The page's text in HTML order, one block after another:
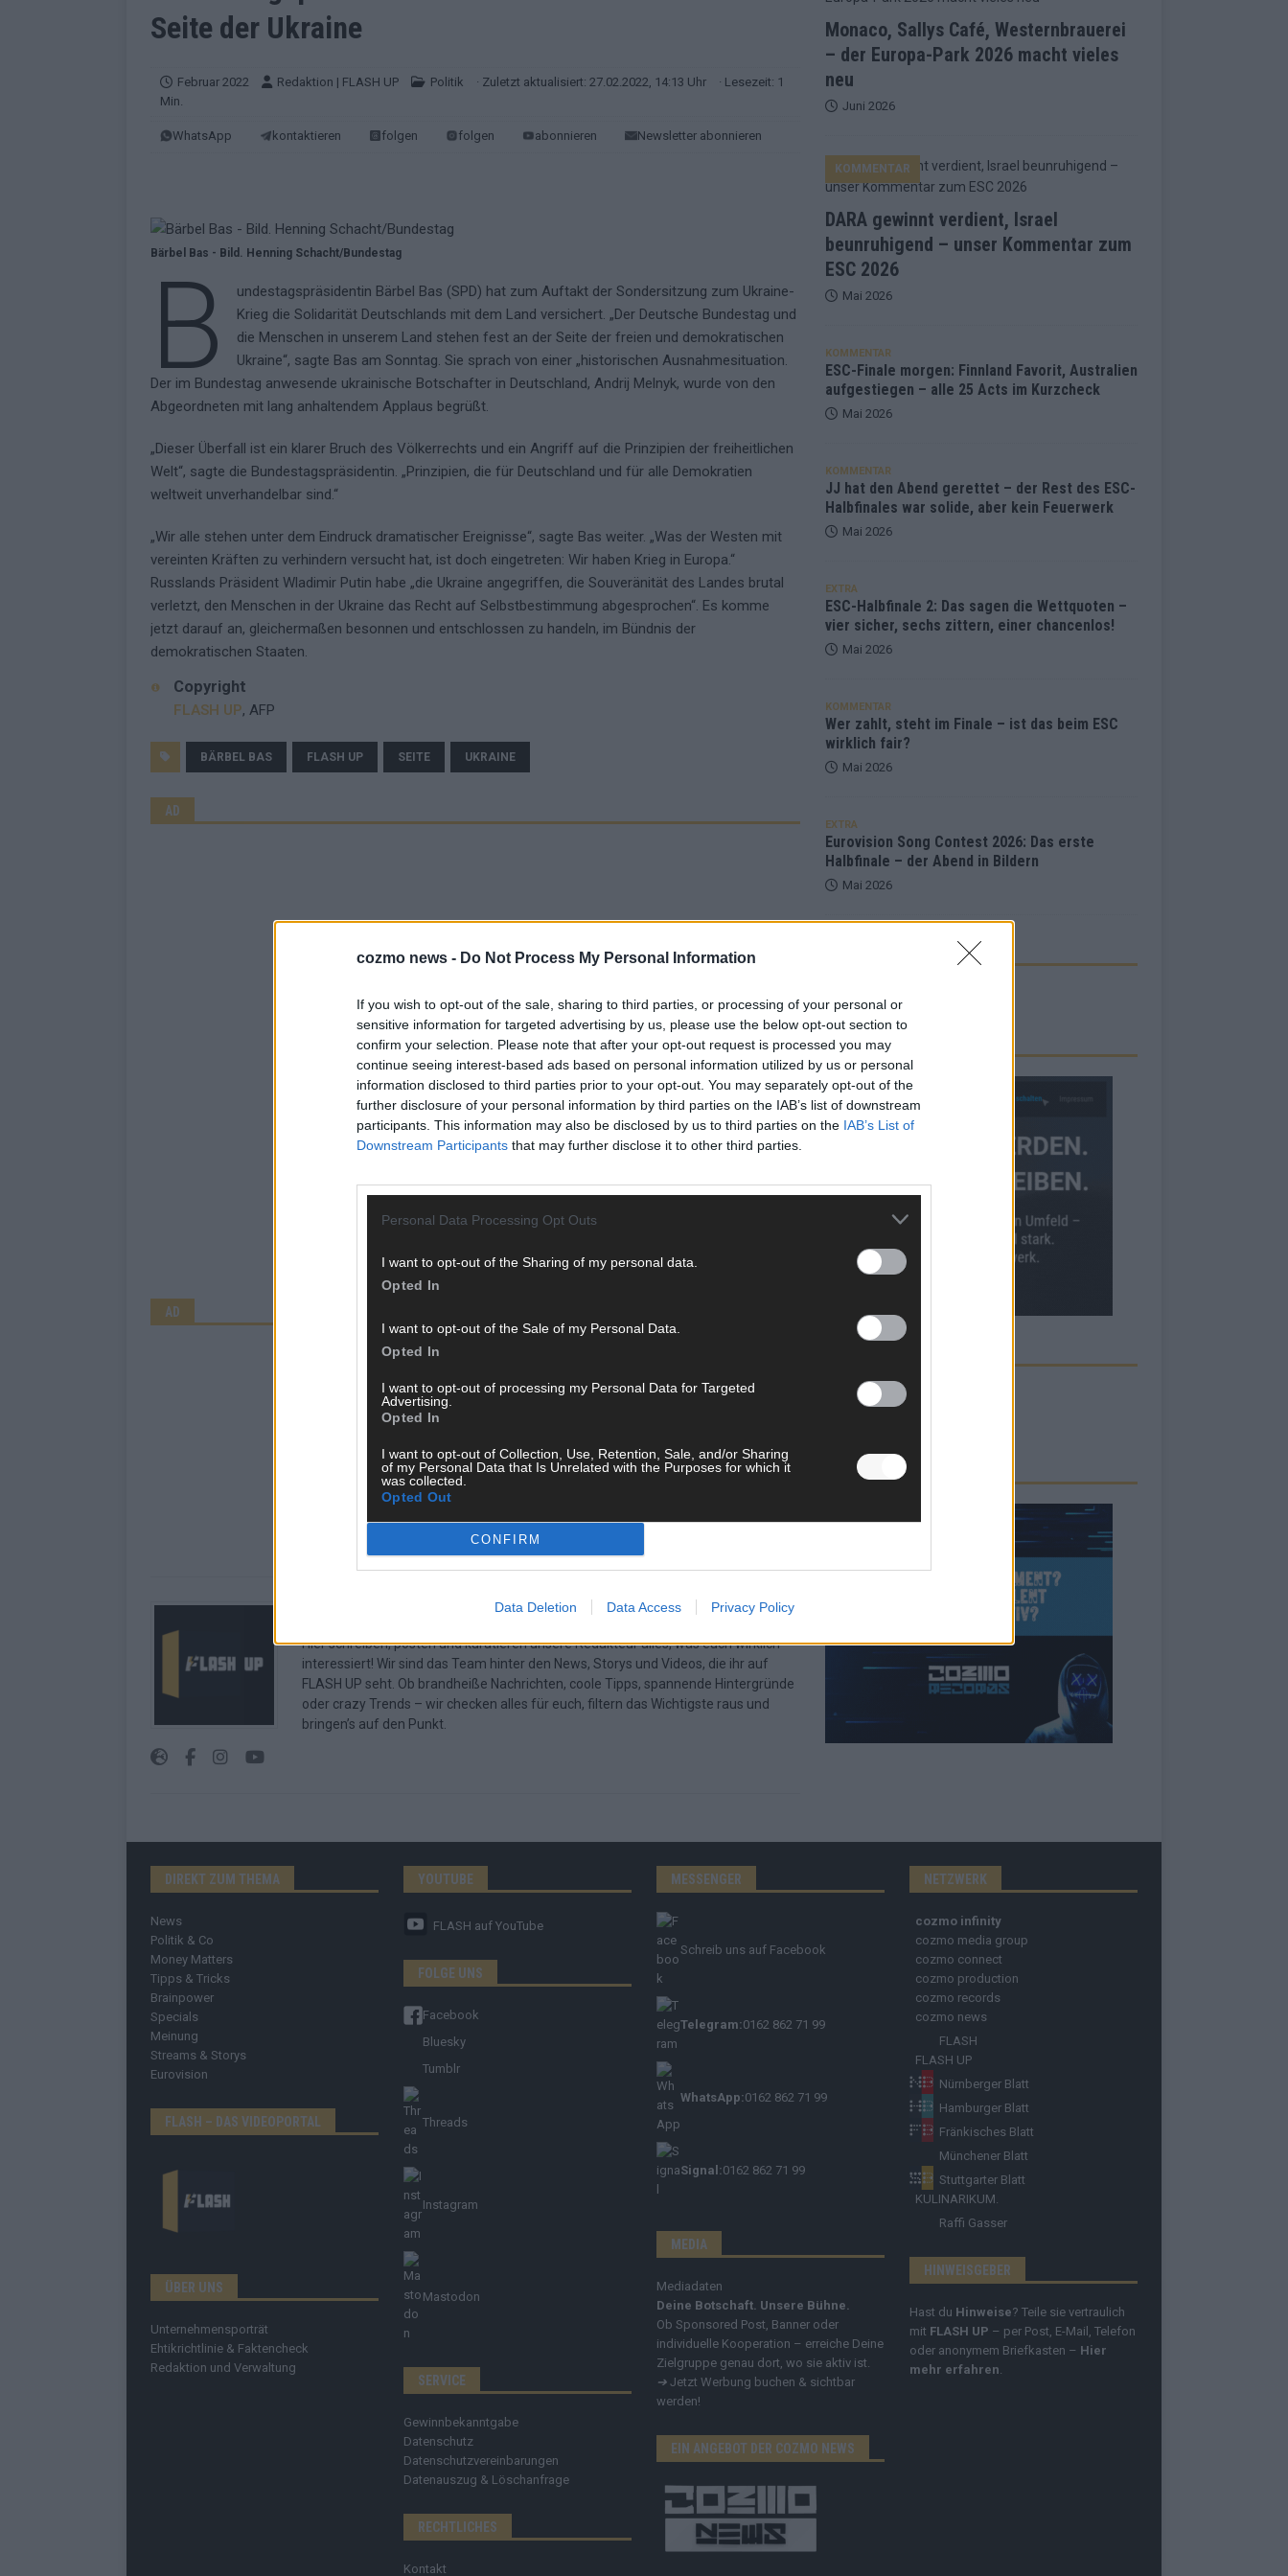
cozmo news - Do Not Process My Personal Information
If you wish to opt-out of the sale, sharing to third parties, or processing of your personal or
sensitive information for targeted advertising by us, please use the below opt-out section to
confirm your selection. Please note that after your opt-out request is processed you may
continue seeing interest-based ads based on personal information utilized by us or personal
information disclosed to third parties prior to your opt-out. You may separately opt-out of the
further disclosure of your personal information by third parties on the IAB’s list of downstream
participants. This information may also be disclosed by us to third parties on the IAB’s List of
Downstream Participants that may further disclose it to other third parties.
Personal Data Processing Opt Outs
I want to opt-out of the Sharing of my personal data.
Opted In
I want to opt-out of the Sale of my Personal Data.
Opted In
I want to opt-out of processing my Personal Data for Targeted
Advertising.
Opted In
I want to opt-out of Collection, Use, Retention, Sale, and/or Sharing
of my Personal Data that Is Unrelated with the Purposes for which it
was collected.
Opted Out
CONFIRM
Data Deletion Data Access Privacy Policy
EUROVISION
[ Mai 2026 ] ESC-Finale morgen: Finnland Favorit, Australien aufgestiegen – alle 25 Acts im Kurzcheck
KOMMENTAR
EUROVISION
KOMMENTAR
[ Juni 2026 ] Monaco, Sallys Café, Westernbrauerei – der Europa-Park 2026 macht vieles neu EXTRA
[ Mai 2026 ] DARA gewinnt verdient, Israel beunruhigend – unser Kommentar zum ESC 2026
KOMMENTAR
Seite der Ukraine
Februar 2022 Redaktion | FLASH UP Politik · Zuletzt aktualisiert: 27.02.2022, 14:13 Uhr
· Lesezeit: 1
Min.
WhatsApp kontaktieren folgen folgen abonnieren Newsletter abonnieren
Bärbel Bas - Bild. Henning Schacht/Bundestag
B
undestagspräsidentin Bärbel Bas (SPD) hat zum Auftakt der Sondersitzung zum Ukraine-
Krieg die Solidarität Deutschlands mit dem Land versichert. „Der Deutsche Bundestag und
die Menschen in unserem Land stehen fest an der Seite der freien und demokratischen
Ukraine“, sagte Bas am Sonntag. Sie sprach von einer „historischen Ausnahmesituation.
Der im Bundestag anwesende ukrainische Botschafter in Deutschland, Andrij Melnyk, wurde von den
Abgeordneten mit lang anhaltendem Applaus begrüßt.
„Dieser Überfall ist ein klarer Bruch des Völkerrechts und ein Angriff auf die Prinzipien der freiheitlichen
Welt“, sagte die Bundestagspräsidentin. „Prinzipien, die für Deutschland und für alle Demokratien
weltweit unverhandelbar sind.“
„Wir alle stehen unter dem Eindruck dramatischer Ereignisse“, sagte Bas weiter. „Was der Westen mit
vereinten Kräften zu verhindern versucht hat, ist doch eingetreten: Wir haben Krieg in Europa.“
Russlands Präsident Wladimir Putin habe „die Ukraine angegriffen, die Souveränität des Landes brutal
verletzt, den Menschen in der Ukraine das Recht auf Selbstbestimmung abgesprochen“. Es komme
jetzt darauf an, gleichermaßen besonnen und entschlossen zu handeln, im Bündnis der
demokratischen Staaten.
Copyright
FLASH UP, AFP
BÄRBEL BAS FLASH UP SEITE UKRAINE
AD
AD
Über Redaktion | FLASH UP 22529 Artikel
Hier schreiben, posten und kuratieren unsere Redakteur alles, was euch wirklich
interessiert! Wir sind das Team hinter den News, Storys und Videos, die ihr auf
FLASH UP seht. Ob brandheiße Nachrichten, coole Tipps, spannende Hintergründe
oder crazy Trends – wir checken alles für euch, filtern das Wichtigste raus und
bringen’s auf den Punkt.
Monaco, Sallys Café, Westernbrauerei
– der Europa-Park 2026 macht vieles
neu
Juni 2026
DARA gewinnt verdient, Israel
beunruhigend – unser Kommentar zum
ESC 2026
KOMMENTAR
Mai 2026
KOMMENTAR
ESC-Finale morgen: Finnland Favorit, Australien
aufgestiegen – alle 25 Acts im Kurzcheck
Mai 2026
KOMMENTAR
JJ hat den Abend gerettet – der Rest des ESC-
Halbfinales war solide, aber kein Feuerwerk
Mai 2026
EXTRA
ESC-Halbfinale 2: Das sagen die Wettquoten –
vier sicher, sechs zittern, einer chancenlos!
Mai 2026
KOMMENTAR
Wer zahlt, steht im Finale – ist das beim ESC
wirklich fair?
Mai 2026
EXTRA
Eurovision Song Contest 2026: Das erste
Halbfinale – der Abend in Bildern
Mai 2026
WERBE BEI UNS!
DIREKT ZUM THEMA
News
Politik & Co
Money Matters
Tipps & Tricks
Brainpower
Specials
Meinung
Streams & Storys
Eurovision
FLASH – DAS VIDEOPORTAL
ÜBER UNS
Unternehmensporträt
Ehtikrichtlinie & Faktencheck
Redaktion und Verwaltung
YOUTUBE
FLASH auf YouTube
FOLGE UNS
Facebook
Bluesky
Tumblr
Threads
Instagram
Mastodon
SERVICE
Gewinnbekanntgabe
Datenschutz
Datenschutzvereinbarungen
Datenauszug & Löschanfrage
RECHTLICHES
Kontakt
MESSENGER
Schreib uns auf Facebook
Telegram:0162 862 71 99
WhatsApp:0162 862 71 99
Signal:0162 862 71 99
MEDIA
Mediadaten
Deine Botschaft. Unsere Bühne.
Ob Sponsored Post, Banner oder
individuelle Kooperation – erreiche Deine
Zielgruppe genau dort, wo sie aktiv ist.
➔ Jetzt Werbung buchen & sichtbar
werden!
EIN ANGEBOT DER COZMO NEWS
NETZWERK
cozmo infinity
cozmo media group
cozmo connect
cozmo production
cozmo records
cozmo news
FLASH
FLASH UP
Nürnberger Blatt
Hamburger Blatt
Fränkisches Blatt
Münchener Blatt
Stuttgarter Blatt
KULINARIKUM.
Raffi Gasser
HINWEISGEBER
Hast du Hinweise? Teile sie vertraulich
mit FLASH UP – per Post, E-Mail, Telefon
oder anonymem Briefkasten – Hier
mehr erfahren.